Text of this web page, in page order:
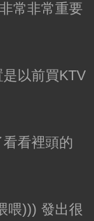
常非常重要
以前買KTV
看裡頭的
喂))) 發出很